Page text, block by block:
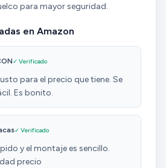
para mayor seguridad.
en Amazon
✓ Verificado
para el precio que tiene. Se
Es bonito.
✓ Verificado
y el montaje es sencillo.
precio